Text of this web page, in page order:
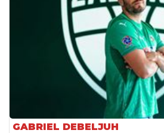
GABRIEL DEBELJUH